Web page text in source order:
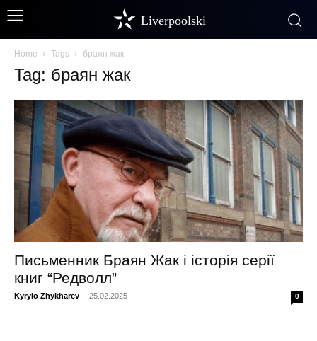
Liverpoolski
Home Tags браян жак
Tag: браян жак
Письменник Браян Жак і історія серії
книг “Редволл”
Kyrylo Zhykharev - 25.02.2025 0